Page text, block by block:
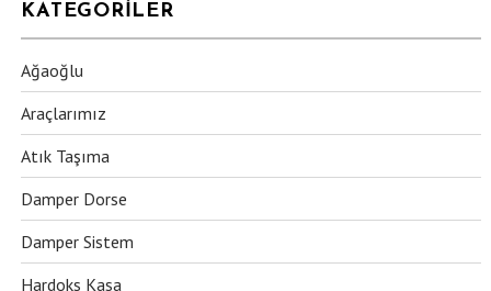
KATEGORILER
Ağaoğlu
Araçlarımız
Atık Taşıma
Damper Dorse
Damper Sistem
Hardoks Kasa